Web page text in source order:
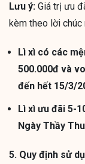
Lưu ý: Giá trị ưu
kèm theo lời chúc
Lì xì có các
500.000đ và
đến hết 15/3/
Lì xì ưu đãi 5-
Ngày Thầy
5. Quy định sử